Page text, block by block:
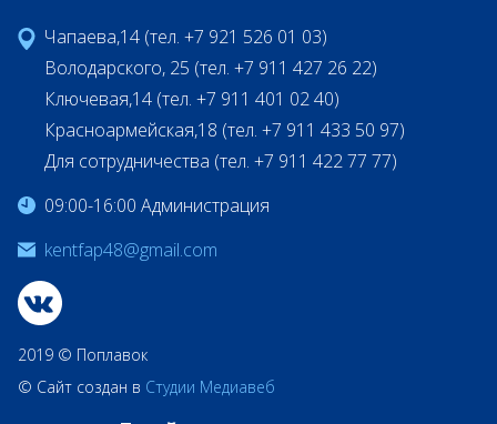
Чапаева,14 (тел. +7 921 526 01 03)
Володарского, 25 (тел. +7 911 427 26 22)
Ключевая,14 (тел. +7 911 401 02 40)
Красноармейская,18 (тел. +7 911 433 50 97)
Для сотрудничества (тел. +7 911 422 77 77)
09:00-16:00 Администрация
kentfap48@gmail.com
2019 © Поплавок
© Сайт создан в Студии Медиавеб